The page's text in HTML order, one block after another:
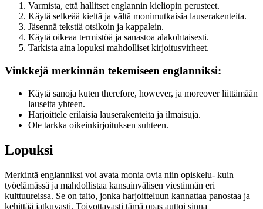
Varmista, että hallitset englannin kieliopin perusteet.
Käytä selkeää kieltä ja vältä monimutkaisia lauserakenteita.
Jäsennä tekstiä otsikoin ja kappalein.
Käytä oikeaa termistöä ja sanastoa alakohtaisesti.
Tarkista aina lopuksi mahdolliset kirjoitusvirheet.
Vinkkejä merkinnän tekemiseen englanniksi:
Käytä sanoja kuten therefore, however, ja moreover liittämään
lauseita yhteen.
Harjoittele erilaisia lauserakenteita ja ilmaisuja.
Ole tarkka oikeinkirjoituksen suhteen.
Lopuksi
Merkintä englanniksi voi avata monia ovia niin opiskelu- kuin
työelämässä ja mahdollistaa kansainvälisen viestinnän eri
kulttuureissa. Se on taito, jonka harjoitteluun kannattaa panostaa ja
kehittää jatkuvasti. Toivottavasti tämä opas auttoi sinua